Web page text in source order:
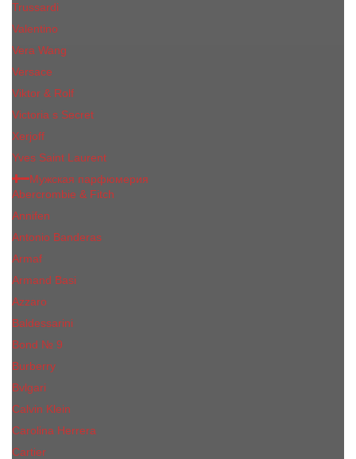
Trussardi
Valentino
Vera Wang
Versace
Viktor & Rolf
Victoria s Secret
Xerjoff
Yves Saint Laurent
Мужская парфюмерия
Abercrombie & Fitch
Annifen
Antonio Banderas
Armaf
Armand Basi
Azzaro
Baldessarini
Bond № 9
Burberry
Bvlgari
Calvin Klein
Carolina Herrera
Cartier